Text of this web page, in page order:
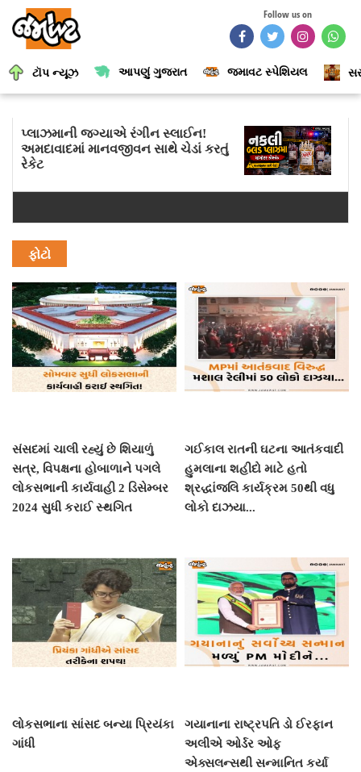
Follow us on
ટૉપ ન્યૂઝ આપણું ગુજરાત જમાવટ સ્પેશિયલ
પ્લાઝમાની જગ્યાએ રંગીન સ્લાઈન!
અમદાવાદમાં માનવજીવન સાથે ચેડાં કરતું
રેકેટ
ફોટો
સંસદમાં ચાલી રહ્યું છે શિયાળું
સત્ર, વિપક્ષના હોબાળાને પગલે
લોકસભાની કાર્યવાહી 2 ડિસેમ્બર
2024 સુધી કરાઈ સ્થગિત
ગઈકાલ રાતની ઘટના આતંકવાદી
હુમલાના શહીદો માટે હતો
શ્રદ્ધાંજલિ કાર્યક્રમ 50થી વધુ
લોકો દાઝયા...
લોકસભાના સાંસદ બન્યા પ્રિયંકા
ગાંધી
ગયાનાના રાષ્ટ્રપતિ ડો ઈરફાન
અલીએ ઓર્ડર ઓફ
એક્સલન્સથી સન્માનિત કર્યા